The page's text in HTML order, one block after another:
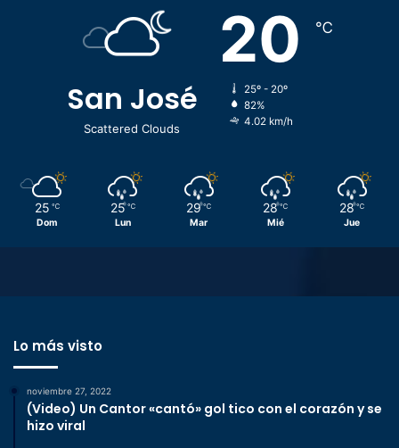
San José
Scattered Clouds
20 ℃
25º - 20º
82%
4.02 km/h
25 ℃
Dom
25 ℃
Lun
29 ℃
Mar
28 ℃
Mié
28 ℃
Jue
Lo más visto
noviembre 27, 2022
(Video) Un Cantor «cantó» gol tico con el corazón y se
hizo viral